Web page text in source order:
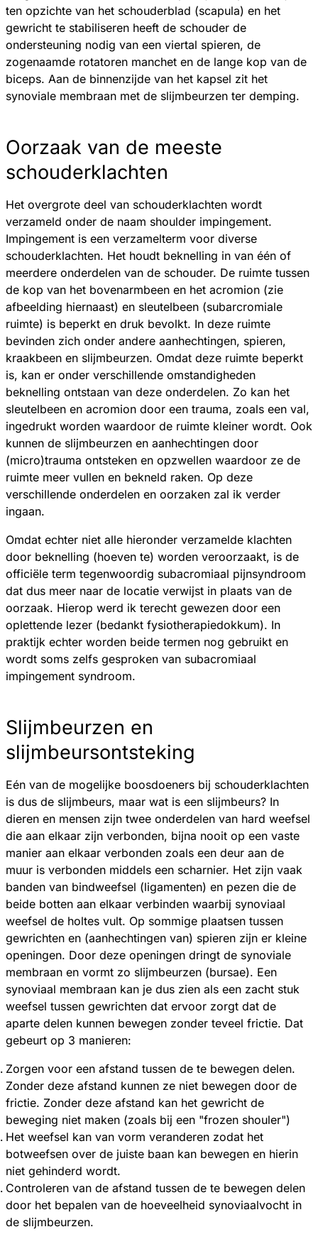
ten opzichte van het schouderblad (scapula) en het
gewricht te stabiliseren heeft de schouder de
ondersteuning nodig van een viertal spieren, de
zogenaamde rotatoren manchet en de lange kop van de
biceps. Aan de binnenzijde van het kapsel zit het
synoviale membraan met de slijmbeurzen ter demping.
Oorzaak van de meeste
schouderklachten
Het overgrote deel van schouderklachten wordt
verzameld onder de naam shoulder impingement.
Impingement is een verzamelterm voor diverse
schouderklachten. Het houdt beknelling in van één of
meerdere onderdelen van de schouder. De ruimte tussen
de kop van het bovenarmbeen en het acromion (zie
afbeelding hiernaast) en sleutelbeen (subarcromiale
ruimte) is beperkt en druk bevolkt. In deze ruimte
bevinden zich onder andere aanhechtingen, spieren,
kraakbeen en slijmbeurzen. Omdat deze ruimte beperkt
is, kan er onder verschillende omstandigheden
beknelling ontstaan van deze onderdelen. Zo kan het
sleutelbeen en acromion door een trauma, zoals een val,
ingedrukt worden waardoor de ruimte kleiner wordt. Ook
kunnen de slijmbeurzen en aanhechtingen door
(micro)trauma ontsteken en opzwellen waardoor ze de
ruimte meer vullen en bekneld raken. Op deze
verschillende onderdelen en oorzaken zal ik verder
ingaan.
Omdat echter niet alle hieronder verzamelde klachten
door beknelling (hoeven te) worden veroorzaakt, is de
officiële term tegenwoordig subacromiaal pijnsyndroom
dat dus meer naar de locatie verwijst in plaats van de
oorzaak. Hierop werd ik terecht gewezen door een
oplettende lezer (bedankt fysiotherapiedokkum). In
praktijk echter worden beide termen nog gebruikt en
wordt soms zelfs gesproken van subacromiaal
impingement syndroom.
Slijmbeurzen en
slijmbeursontsteking
Eén van de mogelijke boosdoeners bij schouderklachten
is dus de slijmbeurs, maar wat is een slijmbeurs? In
dieren en mensen zijn twee onderdelen van hard weefsel
die aan elkaar zijn verbonden, bijna nooit op een vaste
manier aan elkaar verbonden zoals een deur aan de
muur is verbonden middels een scharnier. Het zijn vaak
banden van bindweefsel (ligamenten) en pezen die de
beide botten aan elkaar verbinden waarbij synoviaal
weefsel de holtes vult. Op sommige plaatsen tussen
gewrichten en (aanhechtingen van) spieren zijn er kleine
openingen. Door deze openingen dringt de synoviale
membraan en vormt zo slijmbeurzen (bursae). Een
synoviaal membraan kan je dus zien als een zacht stuk
weefsel tussen gewrichten dat ervoor zorgt dat de
aparte delen kunnen bewegen zonder teveel frictie. Dat
gebeurt op 3 manieren:
Zorgen voor een afstand tussen de te bewegen delen.
Zonder deze afstand kunnen ze niet bewegen door de
frictie. Zonder deze afstand kan het gewricht de
beweging niet maken (zoals bij een "frozen shouler")
Het weefsel kan van vorm veranderen zodat het
botweefsen over de juiste baan kan bewegen en hierin
niet gehinderd wordt.
Controleren van de afstand tussen de te bewegen delen
door het bepalen van de hoeveelheid synoviaalvocht in
de slijmbeurzen.